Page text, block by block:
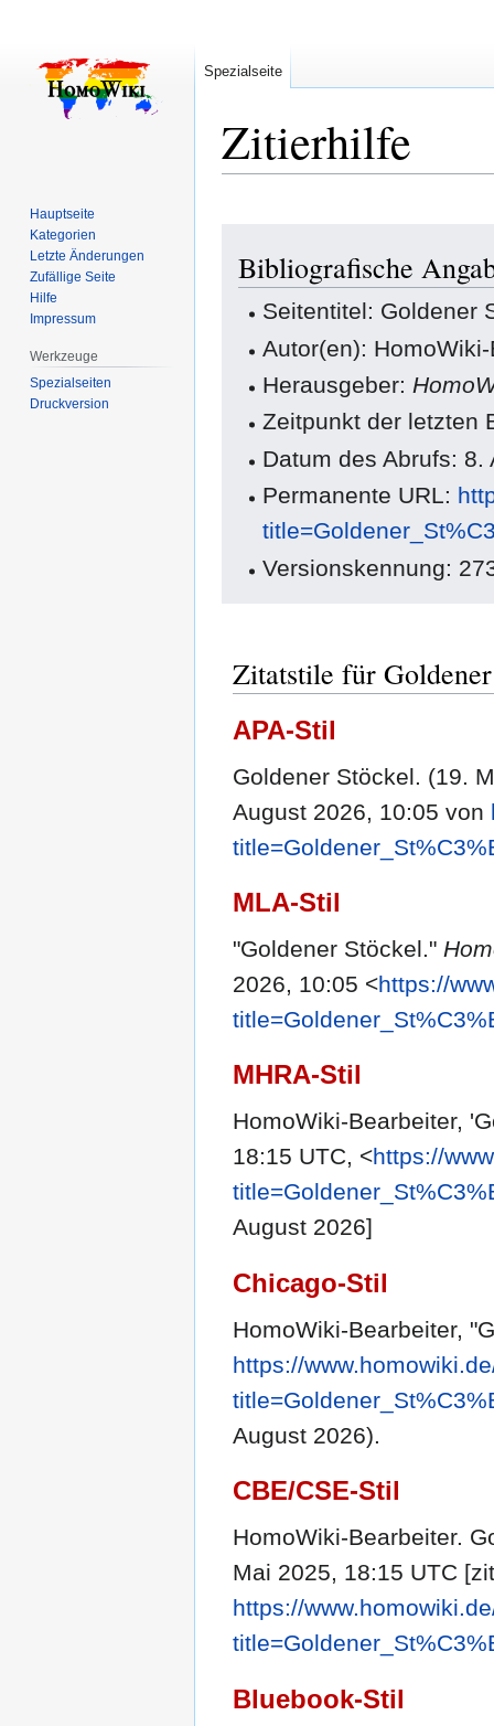
Zitierhilfe
Navigation
springen
Suche
springen
Bibliografische
Seitentitel: Goldener
Autor(en):
Herausgeber:
Zeitpunkt der letzten
Datum des Abrufs:
Permanente URL:
Versionskennung:
Zitatstile für
APA-Stil
Goldener Stöckel. (19.
August 2026, 10:05 von
MLA-Stil
"Goldener Stöckel."
2026, 10:05 <https://
MHRA-Stil
HomoWiki-Bearbeiter,
18:15 UTC, <https://
August 2026]
Chicago-Stil
HomoWiki-Bearbeiter,
https://
August 2026).
CBE/CSE-Stil
HomoWiki-Bearbeiter.
Mai 2025, 18:15 UTC
https://
Bluebook-Stil
Spezialseite
Hauptseite
Kategorien
Letzte Änderungen
Zufällige Seite
Hilfe
Impressum
Werkzeuge
Spezialseiten
Druckversion